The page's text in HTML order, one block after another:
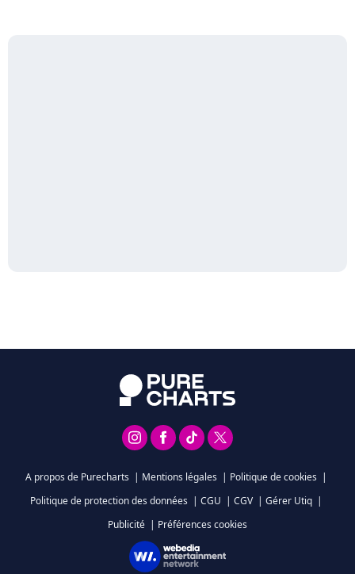
A propos de Purecharts | Mentions légales | Politique de cookies |
Politique de protection des données | CGU | CGV | Gérer Utiq |
Publicité | Préférences cookies